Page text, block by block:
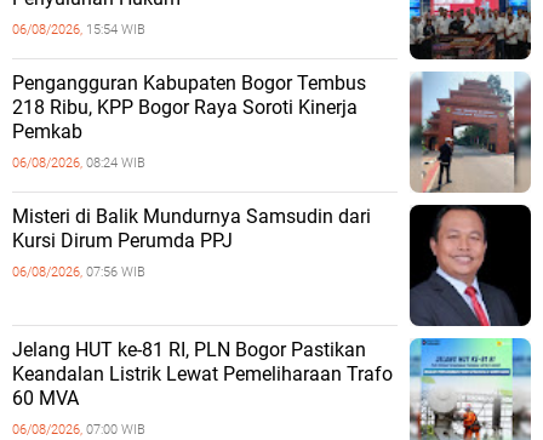
06/08/2026, 15:54 WIB
Pengangguran Kabupaten Bogor Tembus
218 Ribu, KPP Bogor Raya Soroti Kinerja
Pemkab
06/08/2026, 08:24 WIB
Misteri di Balik Mundurnya Samsudin dari
Kursi Dirum Perumda PPJ
06/08/2026, 07:56 WIB
Jelang HUT ke-81 RI, PLN Bogor Pastikan
Keandalan Listrik Lewat Pemeliharaan Trafo
60 MVA
06/08/2026, 07:00 WIB